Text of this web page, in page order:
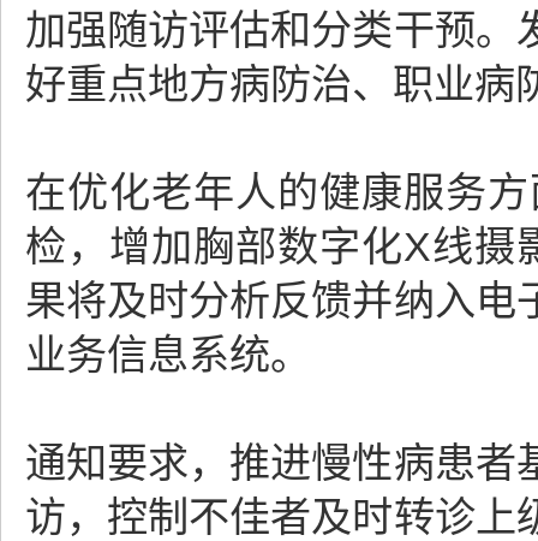
加强随访评估和分类干预。
好重点地方病防治、职业病
在优化老年人的健康服务
检，增加胸部数字化X线摄
果将及时分析反馈并纳入电
业务信息系统。
通知要求，推进慢性病患者
访，控制不佳者及时转诊上